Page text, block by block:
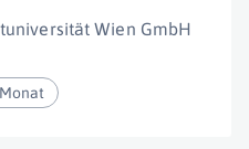
Wien GmbH